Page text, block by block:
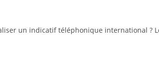
un indicatif téléphonique international